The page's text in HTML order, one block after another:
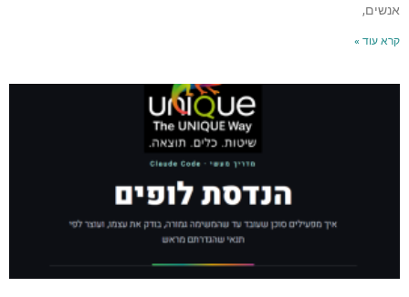
אנשים,
קרא עוד »